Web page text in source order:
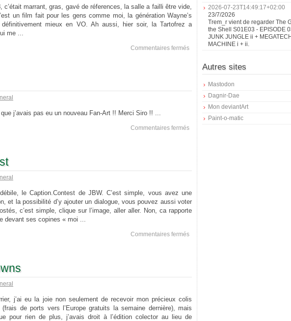
c’était marrant, gras, gavé de réferences, la salle a failli être vide,
un film fait pour les gens comme moi, la génération Wayne’s
définitivement mieux en VO. Ah aussi, hier soir, la Tartofrez a
me ...
Commentaires ferméssur
Austin
j’avais pas eu un nouveau Fan-Art !! Merci Siro !! ...
Commentaires ferméssur
Arigatooooo
le Caption.Contest de JBW. C’est simple, vous avez une
et la possibilité d’y ajouter un dialogue, vous pouvez aussi voter
c’est simple, clique sur l’image, aller aller. Non, ca rapporte
devant ses copines « moi ...
Commentaires ferméssur
Caption
Contest
j’ai eu la joie non seulement de recevoir mon précieux colis
de ports vers l’Europe gratuits la semaine dernière), mais
pour rien de plus, j’avais droit à l’édition colector au lieu de
2026-07-23T14:49:17+02:00
23/7/2026
Trem_r vient de regarder The
the Shell S01E03 - EPISODE
JUNK JUNGLE ii + MEGATECH
MACHINE i + ii.
Autres sites
Mastodon
Dagnir-Dae
Mon deviantArt
Paint-o-matic